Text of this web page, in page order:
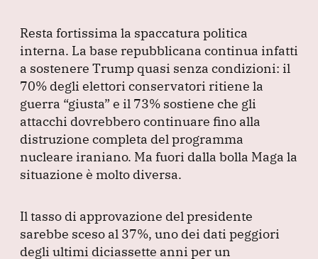
Resta fortissima la spaccatura politica
interna. La base repubblicana continua infatti
a sostenere Trump quasi senza condizioni: il
70% degli elettori conservatori ritiene la
guerra “giusta” e il 73% sostiene che gli
attacchi dovrebbero continuare fino alla
distruzione completa del programma
nucleare iraniano. Ma fuori dalla bolla Maga la
situazione è molto diversa.
Il tasso di approvazione del presidente
sarebbe sceso al 37%, uno dei dati peggiori
degli ultimi diciassette anni per un